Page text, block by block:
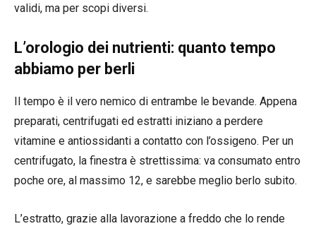
validi, ma per scopi diversi.
L’orologio dei nutrienti: quanto tempo
abbiamo per berli
Il tempo è il vero nemico di entrambe le bevande. Appena
preparati, centrifugati ed estratti iniziano a perdere
vitamine e antiossidanti a contatto con l’ossigeno. Per un
centrifugato, la finestra è strettissima: va consumato entro
poche ore, al massimo 12, e sarebbe meglio berlo subito.
L’estratto, grazie alla lavorazione a freddo che lo rende